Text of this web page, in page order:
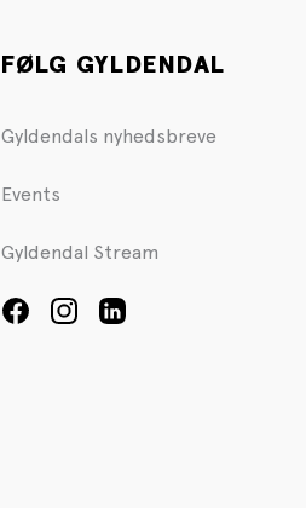
FØLG GYLDENDAL
Gyldendals nyhedsbreve
Events
Gyldendal Stream